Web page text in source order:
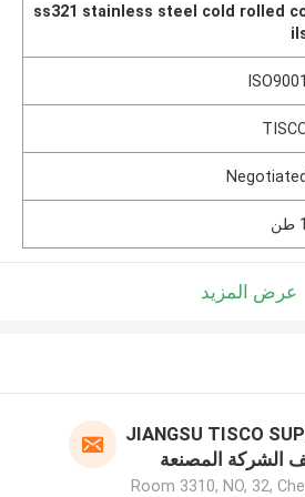
ss321 stainless steel cold rolled
ISO9001
1 طن
عرض المزيد
JIANGSU TISCO
Room 3310, NO, 32,